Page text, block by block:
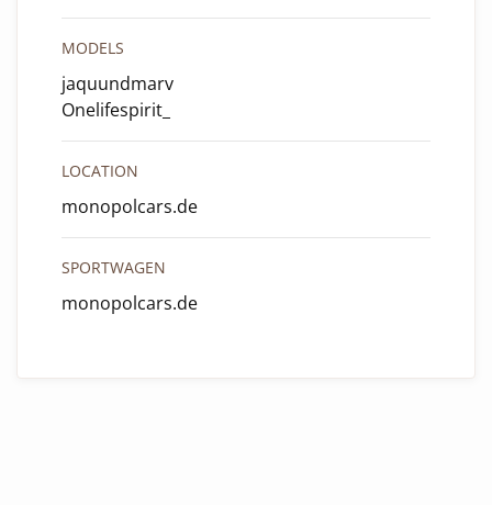
MODELS
jaquundmarv
Onelifespirit_
LOCATION
monopolcars.de
SPORTWAGEN
monopolcars.de